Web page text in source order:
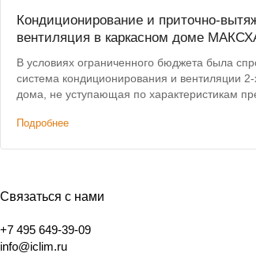
Кондиционирование и приточно-
вентиляция в каркасном доме
В условиях ограниченного бюджета была
система кондиционирования и вентиляции 2-
дома, не уступающая по характеристикам
высоты потолков.
Подробнее
Связаться с нами
+7 495 649-39-09
info@iclim.ru